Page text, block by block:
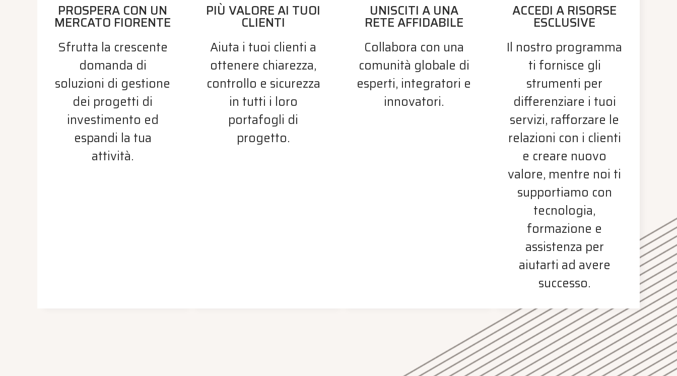
PROSPERA CON UN
MERCATO FIORENTE
Sfrutta la crescente
domanda di
soluzioni di gestione
dei progetti di
investimento ed
espandi la tua
attività.
PIÙ VALORE AI TUOI
CLIENTI
Aiuta i tuoi clienti a
ottenere chiarezza,
controllo e sicurezza
in tutti i loro
portafogli di
progetto.
UNISCITI A UNA
RETE AFFIDABILE
Collabora con una
comunità globale di
esperti, integratori e
innovatori.
ACCEDI A RISORSE
ESCLUSIVE
Il nostro programma
ti fornisce gli
strumenti per
differenziare i tuoi
servizi, rafforzare le
relazioni con i clienti
e creare nuovo
valore, mentre noi ti
supportiamo con
tecnologia,
formazione e
assistenza per
aiutarti ad avere
successo.